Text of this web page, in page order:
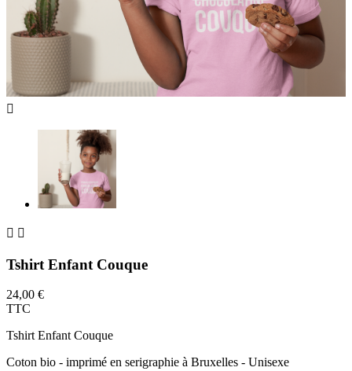

 
Tshirt Enfant Couque
24,00 €
TTC
Tshirt Enfant Couque
Coton bio - imprimé en serigraphie à Bruxelles - Unisexe